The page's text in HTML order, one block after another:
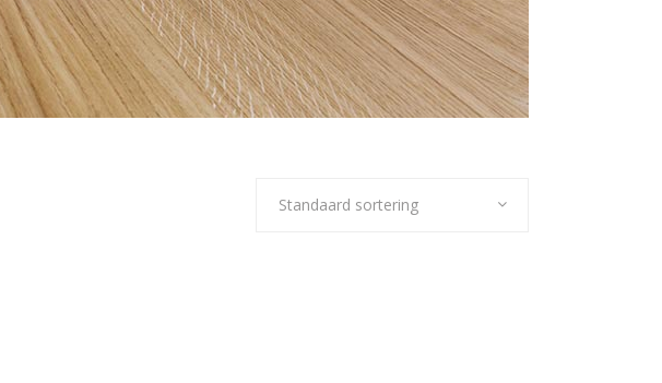
Standaard sortering